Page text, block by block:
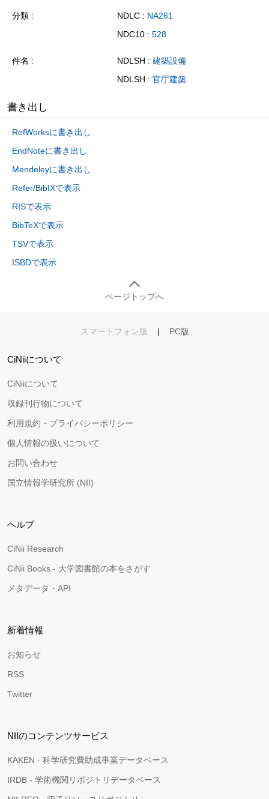
分類 NDLC : NA261
NDC10 : 528
件名 NDLSH : 建築設備
NDLSH : 官庁建築
書き出し
RefWorksに書き出し
EndNoteに書き出し
Mendeleyに書き出し
Refer/BibIXで表示
RISで表示
BibTeXで表示
TSVで表示
ISBDで表示
ページトップへ
スマートフォン版 | PC版
CiNiiについて
CiNiiについて
収録刊行物について
利用規約・プライバシーポリシー
個人情報の扱いについて
お問い合わせ
国立情報学研究所 (NII)
ヘルプ
CiNii Research
CiNii Books - 大学図書館の本をさがす
メタデータ・API
新着情報
お知らせ
RSS
Twitter
NIIのコンテンツサービス
KAKEN - 科学研究費助成事業データベース
IRDB - 学術機関リポジトリデータベース